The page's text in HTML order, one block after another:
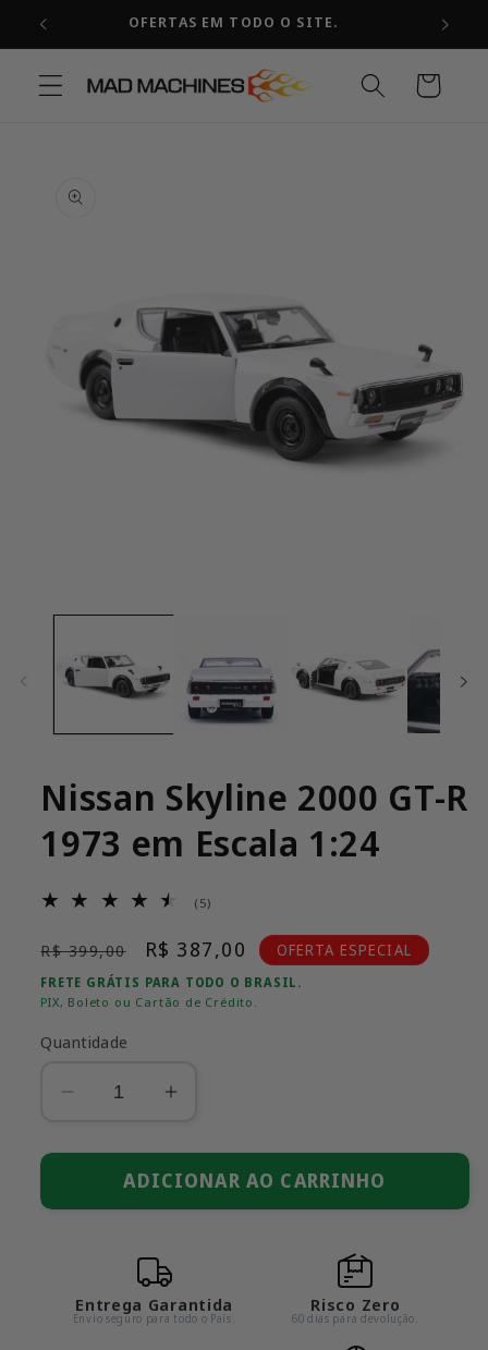
para o
conteúdo
OFERTAS EM TODO O SITE.
Carrinho
informações
mídia
janela
modal
Nissan Skyline 2000 GT-R
1973 em Escala 1:24
(5)5
de
avaliações
Preço
normal
R$ 399,00
Preço
promocional
R$ 387,00 OFERTA ESPECIAL
FRETE GRÁTIS PARA TODO O BRASIL.
PIX, Boleto ou Cartão de Crédito.
Quantidade
Diminuir
quantidade
Nissan
R
Aumentar
quantidade
de
Nissan
GT-
R
ADICIONAR AO CARRINHO
Entrega Garantida
Envio seguro para todo o País.
Risco Zero
60 dias para devolução.